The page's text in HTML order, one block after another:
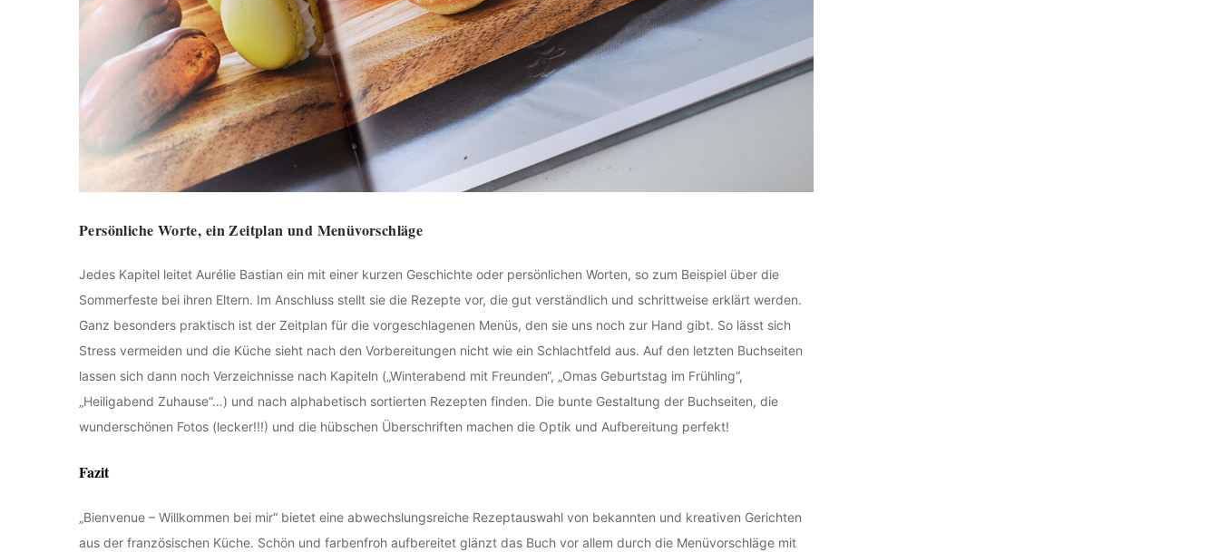
Persönliche Worte, ein Zeitplan und Menüvorschläge
Jedes Kapitel leitet Aurélie Bastian ein mit einer kurzen Geschichte oder persönlichen Worten, so zum Beispiel über die
Sommerfeste bei ihren Eltern. Im Anschluss stellt sie die Rezepte vor, die gut verständlich und schrittweise erklärt werden.
Ganz besonders praktisch ist der Zeitplan für die vorgeschlagenen Menüs, den sie uns noch zur Hand gibt. So lässt sich
Stress vermeiden und die Küche sieht nach den Vorbereitungen nicht wie ein Schlachtfeld aus. Auf den letzten Buchseiten
lassen sich dann noch Verzeichnisse nach Kapiteln („Winterabend mit Freunden“, „Omas Geburtstag im Frühling“,
„Heiligabend Zuhause“…) und nach alphabetisch sortierten Rezepten finden. Die bunte Gestaltung der Buchseiten, die
wunderschönen Fotos (lecker!!!) und die hübschen Überschriften machen die Optik und Aufbereitung perfekt!
Fazit
„Bienvenue – Willkommen bei mir“ bietet eine abwechslungsreiche Rezeptauswahl von bekannten und kreativen Gerichten
aus der französischen Küche. Schön und farbenfroh aufbereitet glänzt das Buch vor allem durch die Menüvorschläge mit